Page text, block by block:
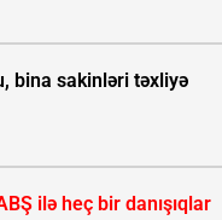
bina sakinləri təxliyə
ilə heç bir danışıqlar